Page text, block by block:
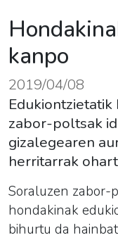
kanpo
2019/04/08
zabor-poltsak
gizalegearen
herritarrak
Soraluzen zabor-
hondakinak
bihurtu da